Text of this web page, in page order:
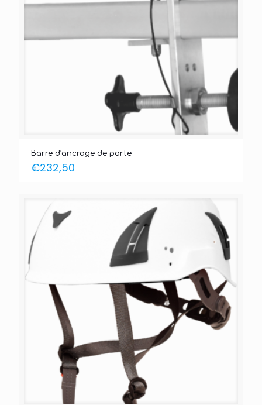
Barre d’ancrage de porte
€232,50